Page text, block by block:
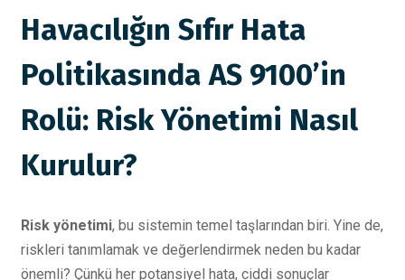
Havacılığın Sıfır Hata
Politikasında AS 9100’in
Rolü: Risk Yönetimi Nasıl
Kurulur?
Risk yönetimi, bu sistemin temel taşlarından biri. Yine de,
riskleri tanımlamak ve değerlendirmek neden bu kadar
önemli? Çünkü her potansiyel hata, ciddi sonuçlar